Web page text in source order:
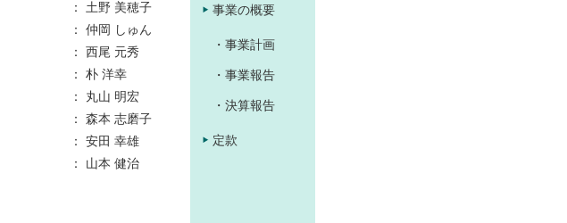
：
土野 美穂子
：
仲岡 しゅん
：
西尾 元秀
：
朴 洋幸
：
丸山 明宏
：
森本 志磨子
：
安田 幸雄
：
山本 健治
事業の概要
・事業計画
・事業報告
・決算報告
定款